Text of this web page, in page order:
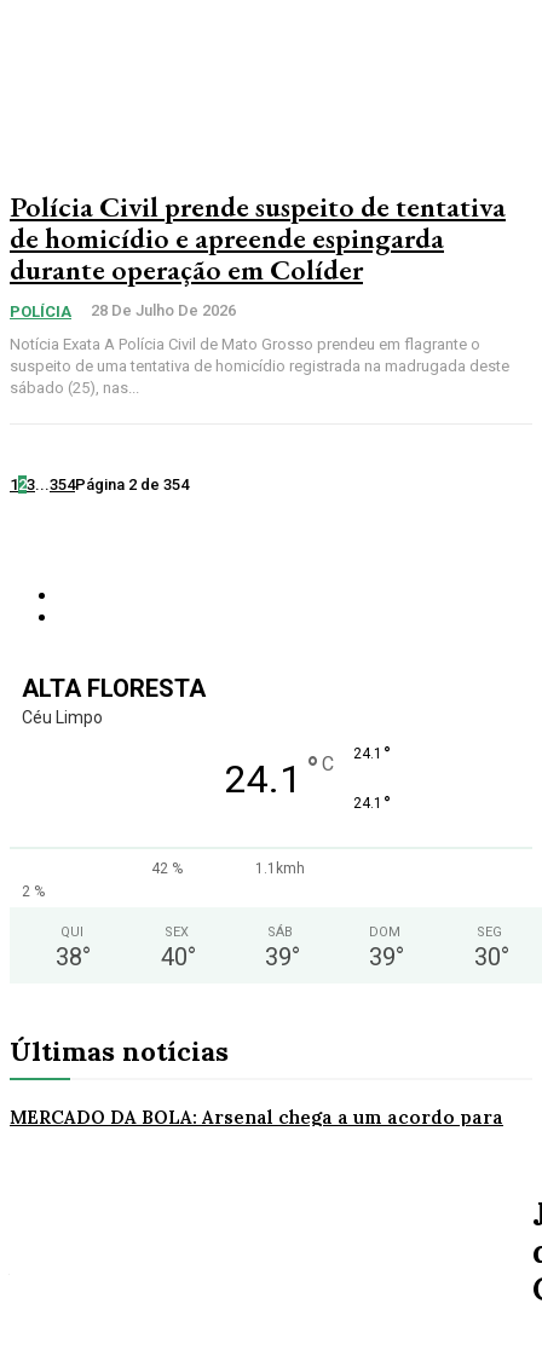
Polícia Civil prende suspeito de tentativa
de homicídio e apreende espingarda
durante operação em Colíder
POLÍCIA
28 De Julho De 2026
Notícia Exata A Polícia Civil de Mato Grosso prendeu em flagrante o
suspeito de uma tentativa de homicídio registrada na madrugada deste
sábado (25), nas...
123...354Página 2 de 354
ALTA FLORESTA
Céu Limpo
24.1 ° C 24.1 °
24.1 °
42 %
1.1kmh
2 %
QUI
38°
SEX
40°
SÁB
39°
DOM
39°
SEG
30°
Últimas notícias
MERCADO DA BOLA: Arsenal chega a um acordo para